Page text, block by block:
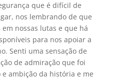
que é difícil de
nos lembrando de que
nossas lutas e que há
para nos apoiar a
Senti uma sensação de
de admiração que foi
ambição da história e me